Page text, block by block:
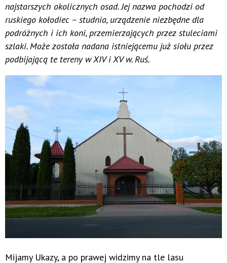
najstarszych okolicznych osad. Jej nazwa pochodzi od
ruskiego kołodiec – studnia, urządzenie niezbędne dla
podróżnych i ich koni, przemierzających przez stuleciami
szlaki. Może została nadana istniejącemu już siołu przez
podbijającą te tereny w XIV i XV w. Ruś.
Mijamy Ukazy, a po prawej widzimy na tle lasu